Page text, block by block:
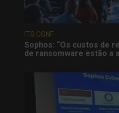
ITS CONF
Sophos: “Os custos de
de ransomware estão a